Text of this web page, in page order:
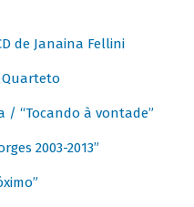
de Janaina Fellini
/ “Tocando à vontade”
2003-2013”